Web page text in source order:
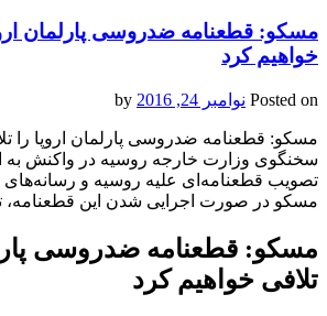
مسکو: قطعنامه ضدروسی پارلمان
خواهیم کرد
Posted on نوامبر 24, 2016
مسکو: قطعنامه ضدروسی پارلمان اروپا را
سخنگوی وزارت خارجه روسیه در واکنش به
تصویب قطعنامه‌ای علیه روسیه و رسانه‌های
مسکو در صورت اجرایی شدن این قطعنامه،
مسکو: قطعنامه ضدروسی
تلافی خواهیم کرد